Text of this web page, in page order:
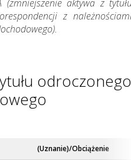
aktywa z
z
odroczonego
(Uznanie)/Obciążenie